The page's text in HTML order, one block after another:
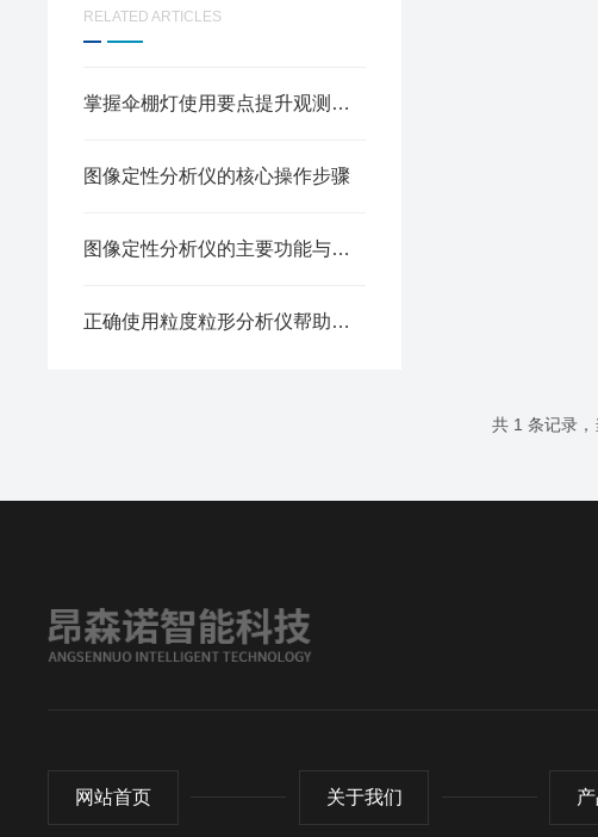
RELATED ARTICLES
掌握伞棚灯使用要点提升观测效果
图像定性分析仪的核心操作步骤
图像定性分析仪的主要功能与应用
正确使用粒度粒形分析仪帮助您充分发挥性能
共 1 条记录
网站首页 关于我们